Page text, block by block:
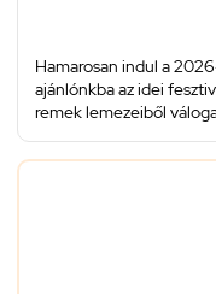
Hamarosan indul a
ajánlónkba az idei
remek lemezeiből